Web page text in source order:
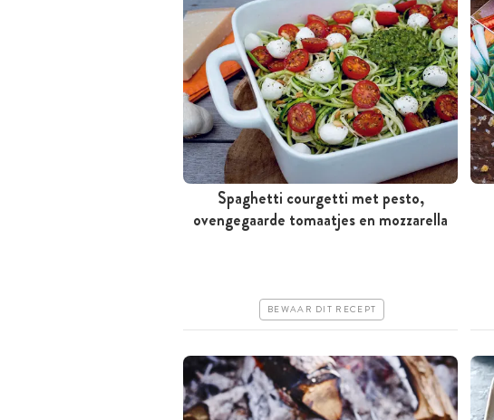
Minder dan 30 minuten
Spaghetti courgetti met pesto,
ovengegaarde tomaatjes en mozzarella
BEWAAR DIT RECEPT